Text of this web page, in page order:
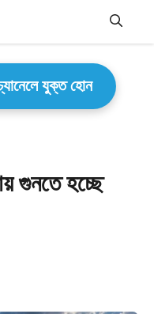
যুক্ত হোন
গুনতে হচ্ছে